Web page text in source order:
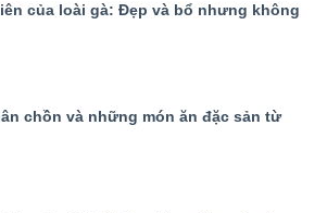
của loài gà: Đẹp và bổ nhưng không
chồn và những món ăn đặc sản từ